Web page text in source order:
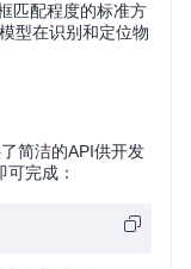
匹配程度的标准方
型在识别和定位物
简洁的API供开发
可完成：